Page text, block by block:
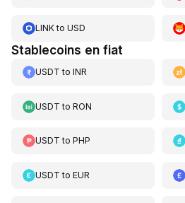
LINKto USD
Stablecoins en fiat
USDT to INR
USDT to RON
USDT to PHP
USDT to EUR